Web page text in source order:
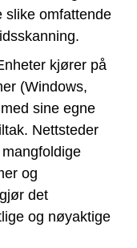
slike omfattende
kjører på
(Windows,
sine egne
Nettsteder
og
det
og nøyaktige